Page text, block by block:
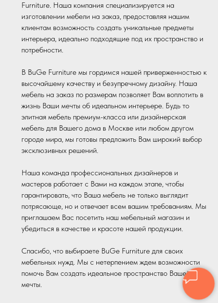
Furniture. Наша компания специализируется на
изготовлении мебели на заказ, предоставляя нашим
клиентам возможность создать уникальные предметы
интерьера, идеально подходящие под их пространство и
потребности.
В BuGe Furniture мы гордимся нашей приверженностью к
высочайшему качеству и безупречному дизайну. Наша
мебель на заказ по размерам позволяет Вам воплотить в
жизнь Ваши мечты об идеальном интерьере. Будь то
элитная мебель премиум-класса или дизайнерская
мебель для Вашего дома в Москве или любом другом
городе мира, мы готовы предложить Вам широкий выбор
эксклюзивных решений.
Наша команда профессиональных дизайнеров и
мастеров работает с Вами на каждом этапе, чтобы
гарантировать, что Ваша мебель не только выглядит
потрясающе, но и отвечает всем вашим требованиям. Мы
приглашаем Вас посетить наш мебельный магазин и
убедиться в качестве и красоте нашей продукции.
Спасибо, что выбираете BuGe Furniture для своих
мебельных нужд. Мы с нетерпением ждем возможности
помочь Вам создать идеальное пространство Вашей
мечты.